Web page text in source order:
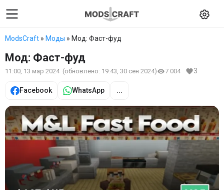
ModsCraft » Моды » Мод: Фаст-фуд
Мод: Фаст-фуд
11:00, 13 мар 2024 (обновлено: 19:43, 30 сен 2024) 7 004 3
Facebook WhatsApp ...